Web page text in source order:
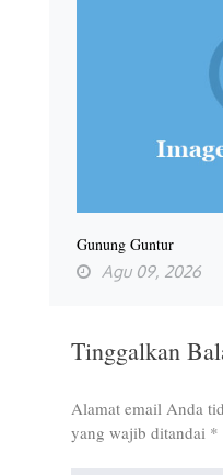
Gunung Guntur
Agu 09, 2026
Tinggalkan
Alamat email Anda
yang wajib ditandai *